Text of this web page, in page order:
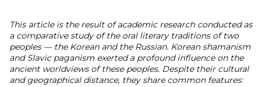
This article is the result of academic research conducted as
a comparative study of the oral literary traditions of two
peoples — the Korean and the Russian. Korean shamanism
and Slavic paganism exerted a profound influence on the
ancient worldviews of these peoples. Despite their cultural
and geographical distance, they share common features: